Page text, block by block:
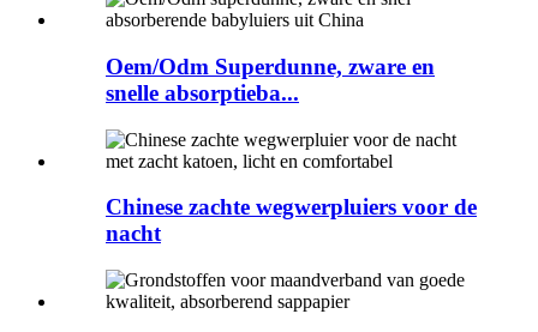
Oem/Odm Superdunne, zware en
snelle absorptieba...
Chinese zachte wegwerpluiers voor de
nacht